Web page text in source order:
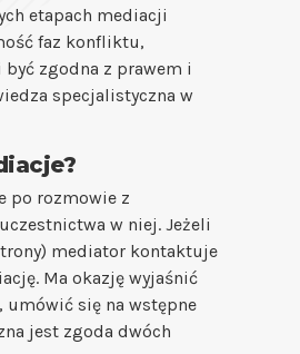
etapach mediacji
faz konfliktu,
zgodna z prawem i
specjalistyczna w
po rozmowie z
w niej. Jeżeli
mediator kontaktuje
Ma okazję wyjaśnić
umówić się na wstępne
jest zgoda dwóch